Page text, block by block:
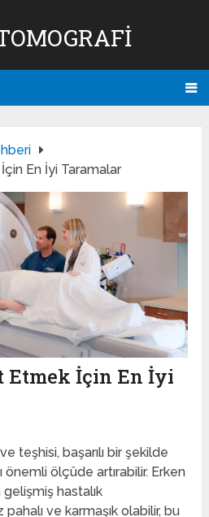
En İyi Taramalar
Etmek İçin En İyi
teşhisi, başarılı bir şekilde
önemli ölçüde artırabilir. Erken
hastalık
ve karmaşık olabilir, bu